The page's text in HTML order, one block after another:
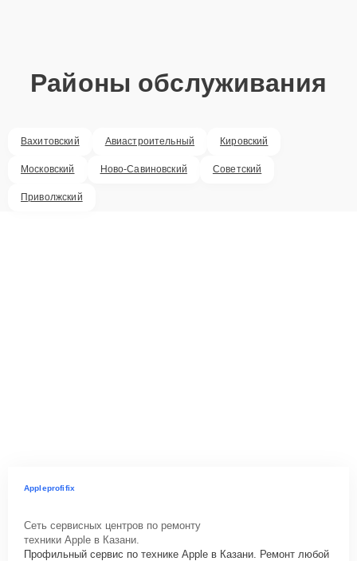
Районы обслуживания
Вахитовский Авиастроительный Кировский
Московский Ново-Савиновский Советский
Приволжский
Appleprofifix
Сеть сервисных центров по ремонту
техники Apple в Казани.
Профильный сервис по технике Apple в Казани. Ремонт любой